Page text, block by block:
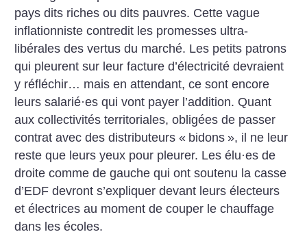
pays dits riches ou dits pauvres. Cette vague
inflationniste contredit les promesses ultra-
libérales des vertus du marché. Les petits patrons
qui pleurent sur leur facture d’électricité devraient
y réfléchir… mais en attendant, ce sont encore
leurs salarié·es qui vont payer l’addition. Quant
aux collectivités territoriales, obligées de passer
contrat avec des distributeurs « bidons », il ne leur
reste que leurs yeux pour pleurer. Les élu·es de
droite comme de gauche qui ont soutenu la casse
d’EDF devront s’expliquer devant leurs électeurs
et électrices au moment de couper le chauffage
dans les écoles.